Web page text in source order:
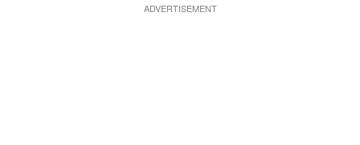
ADVERTISEMENT